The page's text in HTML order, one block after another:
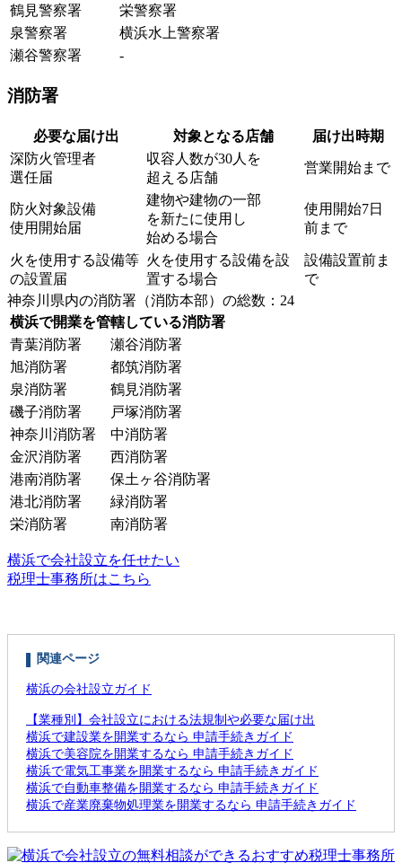
鶴見警察署
栄警察署
泉警察署
横浜水上警察署
瀬谷警察署
-
消防署
必要な届け出 対象となる店舗
届け出時期
深防火管理者
選任届
収容人数が30人を
超える店舗
営業開始まで
防火対象設備
使用開始届
建物や建物の一部
を新たに使用し
始める場合
使用開始7日
前まで
火を使用する設備等
の設置届
火を使用する設備を設
置する場合
設備設置前ま
で
神奈川県内の消防署（消防本部）の総数：24
横浜で開業を管轄している消防署
青葉消防署
瀬谷消防署
旭消防署
都筑消防署
泉消防署
鶴見消防署
磯子消防署
戸塚消防署
神奈川消防署
中消防署
金沢消防署
西消防署
港南消防署
保土ヶ谷消防署
港北消防署
緑消防署
栄消防署
南消防署
横浜で会社設立を任せたい
税理士事務所はこちら
関連ページ
横浜の会社設立ガイド
【業種別】会社設立における法規制や必要な届け出
横浜で建設業を開業するなら 申請手続きガイド
横浜で美容院を開業するなら 申請手続きガイド
横浜で電気工事業を開業するなら 申請手続きガイド
横浜で自動車整備を開業するなら 申請手続きガイド
横浜で産業廃棄物処理業を開業するなら 申請手続きガイド